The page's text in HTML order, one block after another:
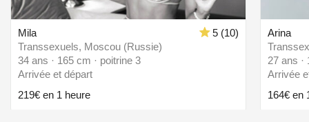
Mila
5 (10)
Transsexuels, Moscou (Russie)
34 ans · 165 cm · poitrine 3
Arrivée et départ
219€ en 1 heure
Arina
27 ans ·
Arrivée
164€ en